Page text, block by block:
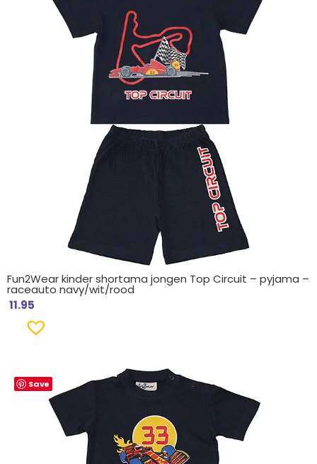
Fun2Wear kinder shortama jongen Top Circuit – pyjama –
raceauto navy/wit/rood
11.95
Save